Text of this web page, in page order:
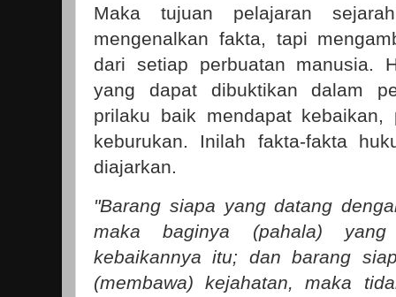
Maka tujuan pelajaran
mengenalkan fakta, tapi
dari setiap perbuatan manusia.
yang dapat dibuktikan dalam
prilaku baik mendapat kebaikan,
keburukan. Inilah fakta-fakta
diajarkan.
"Barang siapa yang datang
maka baginya (pahala)
kebaikannya itu; dan barang
(membawa) kejahatan, maka